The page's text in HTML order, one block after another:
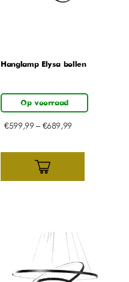
Hanglamp Elysa bollen
Op voorraad
€599,99– €689,99